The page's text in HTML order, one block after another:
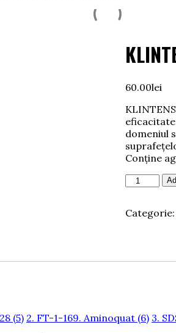
60.00lei
domeniul
Conține
Cantitate
1
Categorie:
(5) 2. FT-1-169. Aminoquat (6) 3.